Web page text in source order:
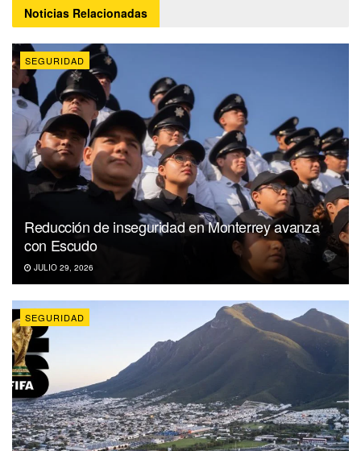
Noticias Relacionadas
SEGURIDAD
Reducción de inseguridad en Monterrey avanza
con Escudo
JULIO 29, 2026
SEGURIDAD